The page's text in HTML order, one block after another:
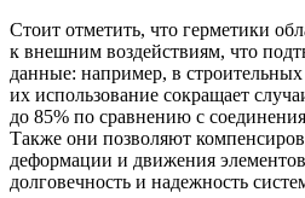
Стоит отметить, что герметики
к внешним воздействиям, что
данные: например, в
их использование сокращает
до 85% по сравнению с
Также они позволяют
деформации и движения
долговечность и надежность